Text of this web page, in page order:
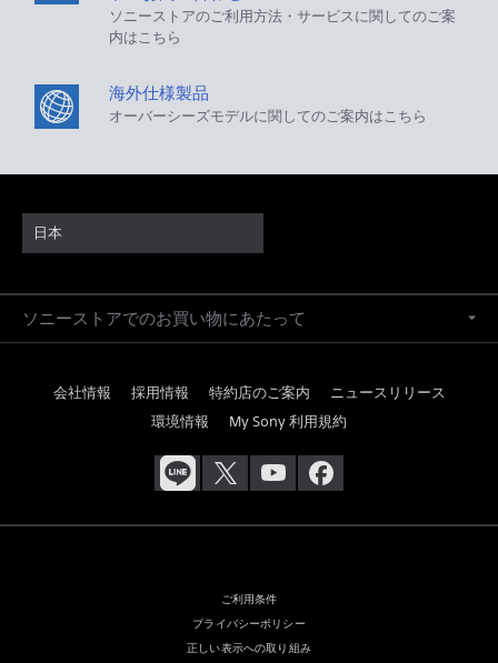
ソニーストアのご利用方法・サービスに関してのご案
内はこちら
海外仕様製品
オーバーシーズモデルに関してのご案内はこちら
日本
ソニーストアでのお買い物にあたって
会社情報 採用情報 特約店のご案内
ニュースリリース
環境情報
My Sony 利用規約
ご利用条件
プライバシーポリシー
正しい表示への取り組み